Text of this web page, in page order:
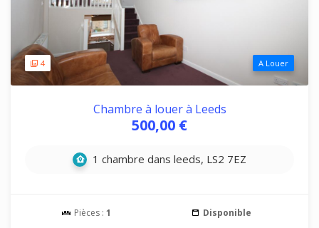
4 A Louer
Chambre à louer à Leeds
500,00 €
1 chambre dans leeds, LS2 7EZ
Pièces : 1 Disponible